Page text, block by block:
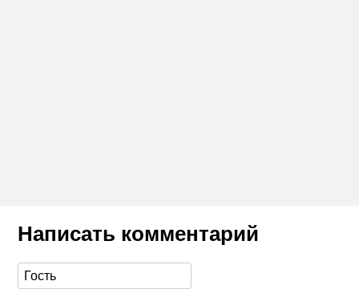
Написать комментарий